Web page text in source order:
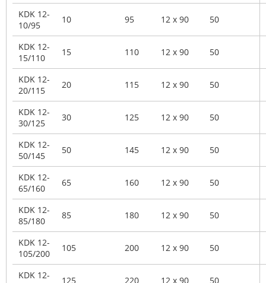
KDK 12-
10/95
10 95 12 x 90 50
KDK 12-
15/110
15 110 12 x 90 50
KDK 12-
20/115
20 115 12 x 90 50
KDK 12-
30/125
30 125 12 x 90 50
KDK 12-
50/145
50 145 12 x 90 50
KDK 12-
65/160
65 160 12 x 90 50
KDK 12-
85/180
85 180 12 x 90 50
KDK 12-
105/200
105 200 12 x 90 50
KDK 12-
125 220 12 x 90 50